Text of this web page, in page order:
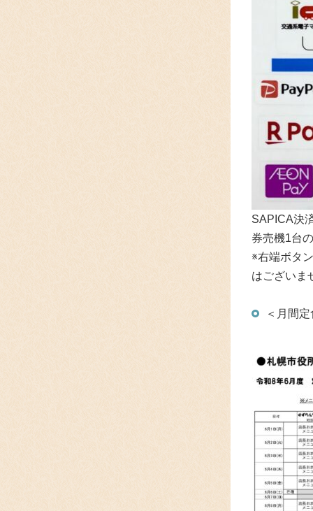
SAPICA決
券売機1台
※右端ボタ
はございま
＜月間